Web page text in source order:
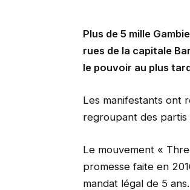
Plus de 5 mille
rues de la capitale
le pouvoir au plus
Les manifestants ont
regroupant des partis
Le mouvement «
promesse faite en
mandat légal de 5 ans.